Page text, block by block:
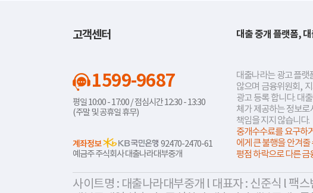
고객센터
1599-9687
평일 10:00 - 17:00 / 점심시간 12:30 - 13:30
(주말 및 공휴일 휴무)
계좌정보
92470-2470-61
예금주 주식회사 대출나라대부중개
대출 중개 플랫폼,
대출나라는 광고 플랫
않으며 금융위원회,
광고 등록 합니다. 대
체가 제공하는 정보로
책임을 지지 않습니다.
중개수수료를 요구하
에게 큰 불행을 안겨
평점 하락으로 다른 금
사이트명 : 대출나라대부중개 l 대표자 : 신준식 l 팩